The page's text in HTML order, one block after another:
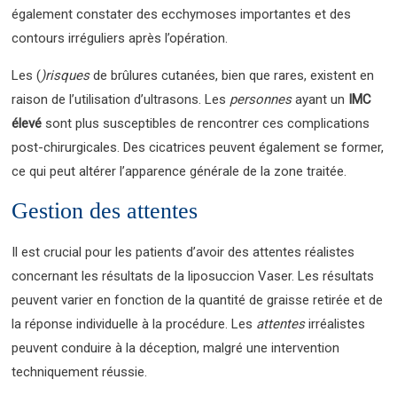
également constater des ecchymoses importantes et des
contours irréguliers après l’opération.
Les ()risquesde brûlures cutanées, bien que rares, existent en
raison de l’utilisation d’ultrasons. Les personnesayant un IMC
élevé sont plus susceptibles de rencontrer ces complications
post-chirurgicales. Des cicatrices peuvent également se former,
ce qui peut altérer l’apparence générale de la zone traitée.
Gestion des attentes
Il est crucial pour les patients d’avoir des attentes réalistes
concernant les résultats de la liposuccion Vaser. Les résultats
peuvent varier en fonction de la quantité de graisse retirée et de
la réponse individuelle à la procédure. Les attentesirréalistes
peuvent conduire à la déception, malgré une intervention
techniquement réussie.